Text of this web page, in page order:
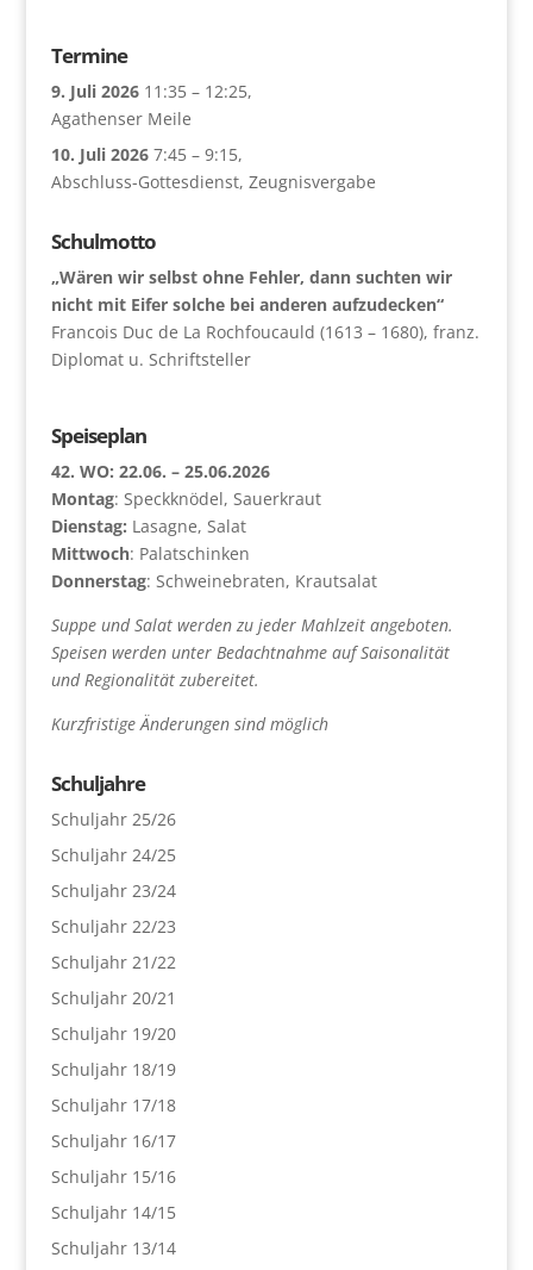
Termine
9. Juli 2026 11:35 – 12:25,
Agathenser Meile
10. Juli 2026 7:45 – 9:15,
Abschluss-Gottesdienst, Zeugnisvergabe
Schulmotto
„Wären wir selbst ohne Fehler, dann suchten wir
nicht mit Eifer solche bei anderen aufzudecken“
Francois Duc de La Rochfoucauld (1613 – 1680), franz.
Diplomat u. Schriftsteller
Speiseplan
42. WO: 22.06. – 25.06.2026
Montag: Speckknödel, Sauerkraut
Dienstag: Lasagne, Salat
Mittwoch: Palatschinken
Donnerstag: Schweinebraten, Krautsalat
Suppe und Salat werden zu jeder Mahlzeit angeboten.
Speisen werden unter Bedachtnahme auf Saisonalität
und Regionalität zubereitet.
Kurzfristige Änderungen sind möglich
Schuljahre
Schuljahr 25/26
Schuljahr 24/25
Schuljahr 23/24
Schuljahr 22/23
Schuljahr 21/22
Schuljahr 20/21
Schuljahr 19/20
Schuljahr 18/19
Schuljahr 17/18
Schuljahr 16/17
Schuljahr 15/16
Schuljahr 14/15
Schuljahr 13/14